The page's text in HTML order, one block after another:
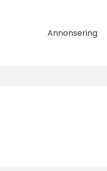
Annonsering